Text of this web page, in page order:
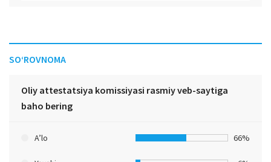
SO‘ROVNOMA
Oliy attestatsiya komissiyasi rasmiy veb-saytiga
baho bering
A’lo 66%